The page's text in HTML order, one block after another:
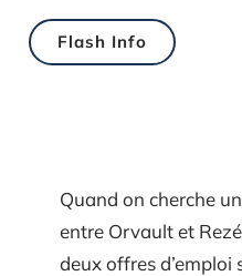
Flash Info
Quand on cherche
entre Orvault et
deux offres d’emploi